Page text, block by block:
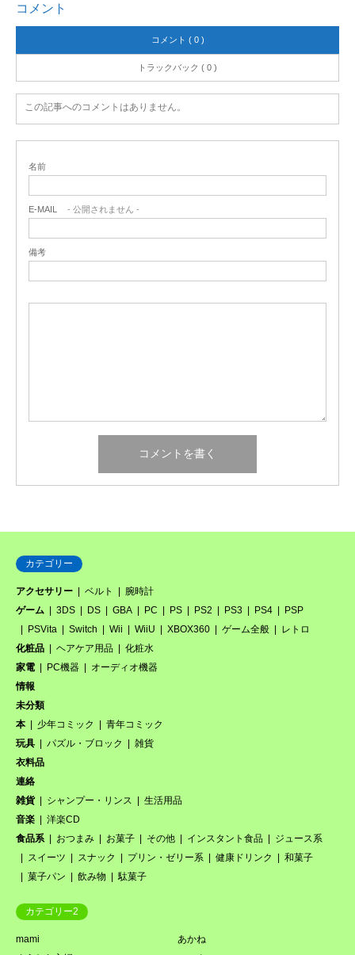
コメント
コメント ( 0 )
トラックバック ( 0 )
この記事へのコメントはありません。
名前
E-MAIL - 公開されません -
備考
カテゴリー
アクセサリー ベルト
腕時計
ゲーム
3DS DS GBA PC PS PS2 PS3 PS4
PSP
PSVita
Switch Wii WiiU XBOX360 ゲーム全般
レトロ
化粧品
ヘアケア用品
化粧水
家電
PC機器
オーディオ機器
情報
未分類
本
少年コミック
青年コミック
玩具
パズル・ブロック
雑貨
衣料品
連絡
雑貨
シャンプー・リンス
生活用品
音楽
洋楽CD
食品系
おつまみ お菓子 その他 インスタント食品
ジュース系
スイーツ
スナック プリン・ゼリー系 健康ドリンク
和菓子
菓子パン
飲み物 駄菓子
カテゴリー2
mami
あかね